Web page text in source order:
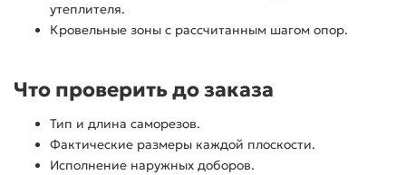
утеплителя.
Кровельные зоны с рассчитанным шагом опор.
Что проверить до заказа
Тип и длина саморезов.
Фактические размеры каждой плоскости.
Исполнение наружных доборов.